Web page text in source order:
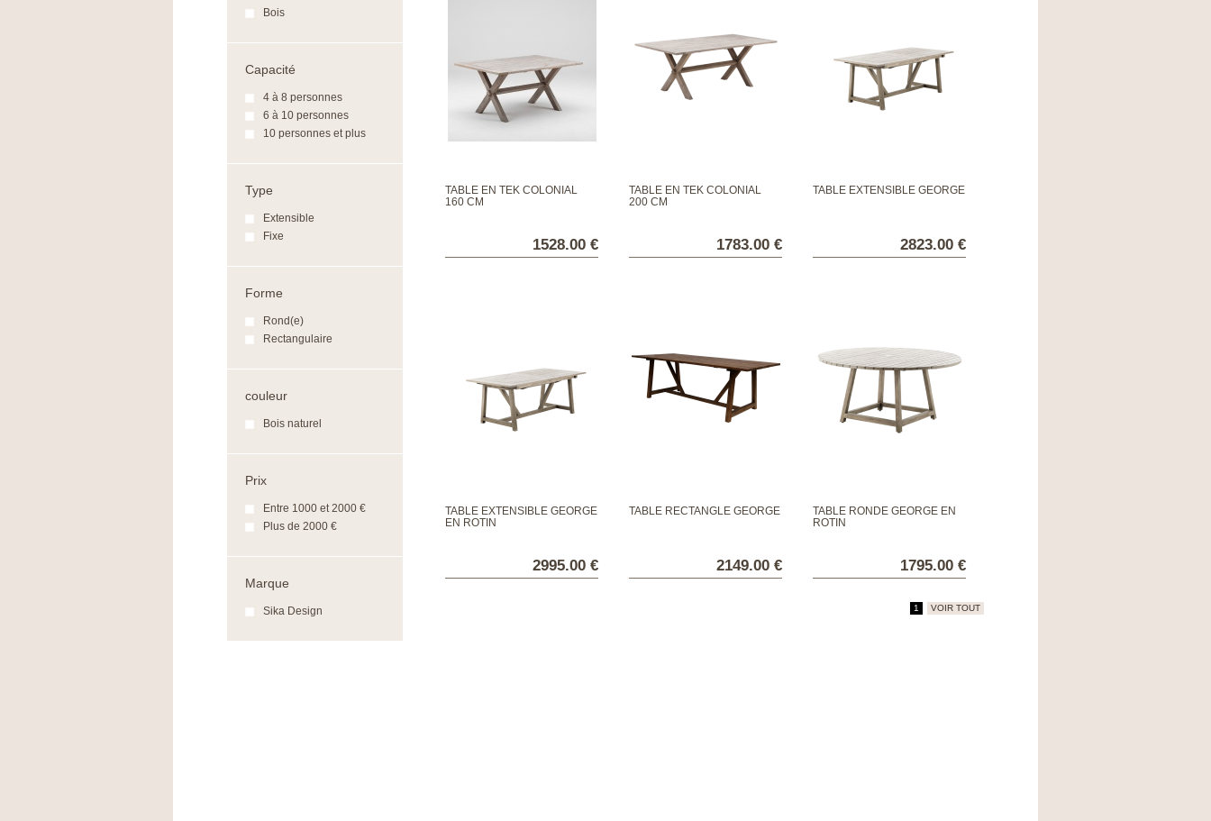
Bois
Capacité
4 à 8 personnes
6 à 10 personnes
10 personnes et plus
Type
Extensible
Fixe
Forme
Rond(e)
Rectangulaire
couleur
Bois naturel
Prix
Entre 1000 et 2000 €
Plus de 2000 €
Marque
Sika Design
TABLE EN TEK COLONIAL
160 CM
1528.00 €
TABLE EN TEK COLONIAL
200 CM
1783.00 €
TABLE EXTENSIBLE GEORGE
2823.00 €
TABLE EXTENSIBLE GEORGE
EN ROTIN
2995.00 €
TABLE RECTANGLE GEORGE
2149.00 €
TABLE RONDE GEORGE EN
ROTIN
1795.00 €
1 VOIR TOUT